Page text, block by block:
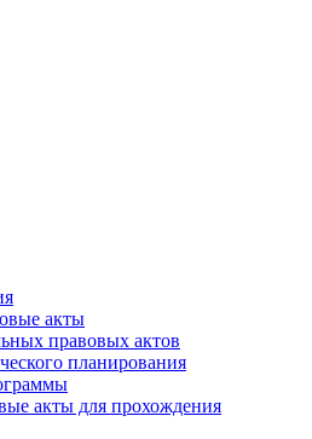
акты
правовых актов
планирования
акты для прохождения